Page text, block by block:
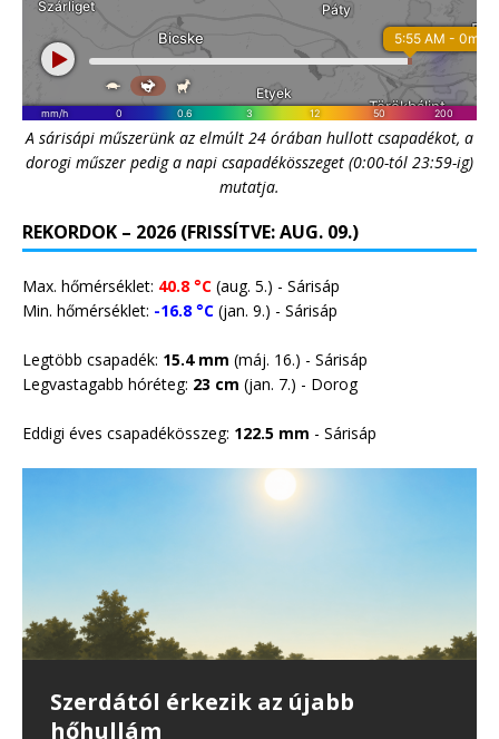
A sárisápi műszerünk az elmúlt 24 órában hullott csapadékot, a
dorogi műszer pedig a napi csapadékösszeget (0:00-tól 23:59-ig)
mutatja.
REKORDOK – 2026 (FRISSÍTVE: AUG. 09.)
Max. hőmérséklet: 40.8 °C (aug. 5.) - Sárisáp
Min. hőmérséklet: -16.8 °C (jan. 9.) - Sárisáp
Legtöbb csapadék: 15.4 mm (máj. 16.) - Sárisáp
Legvastagabb hóréteg: 23 cm (jan. 7.) - Dorog
Eddigi éves csapadékösszeg: 122.5 mm - Sárisáp
35 erdő- és vegetációtűz
keletkezett Magyarországon –
Önmérsékletet kérnek a
lakosságtól a rendkívüli aszály
Harmadfokú hőségriasztás lép
érvénybe csütörtöktől
Szerdától érkezik az újabb
hőhullám
Csapadék nélkül vonultak át a
hidegfrontok